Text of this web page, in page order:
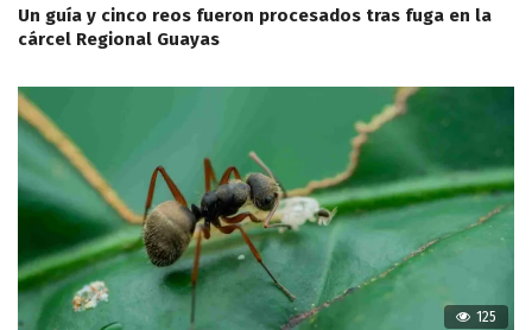
Un guía y cinco reos fueron procesados tras fuga en la
cárcel Regional Guayas
125